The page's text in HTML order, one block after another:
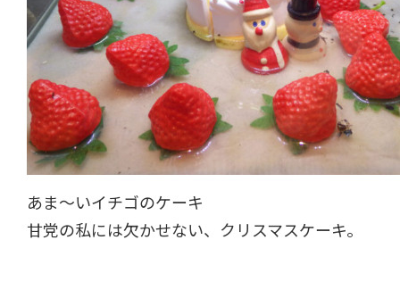
あま～いイチゴのケーキ
甘党の私には欠かせない、クリスマスケーキ。